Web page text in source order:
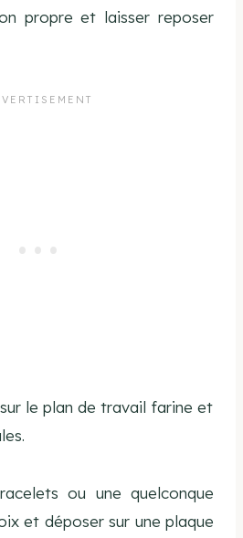
propre et laisser reposer
le plan de travail farine et
ou une quelconque
et déposer sur une plaque